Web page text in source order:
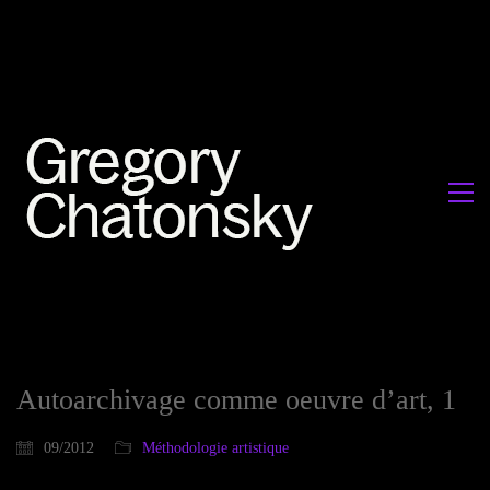
Autoarchivage comme oeuvre d’art, 1
09/2012 Méthodologie artistique